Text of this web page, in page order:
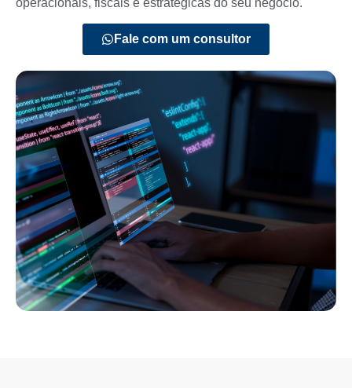
Fale com um consultor